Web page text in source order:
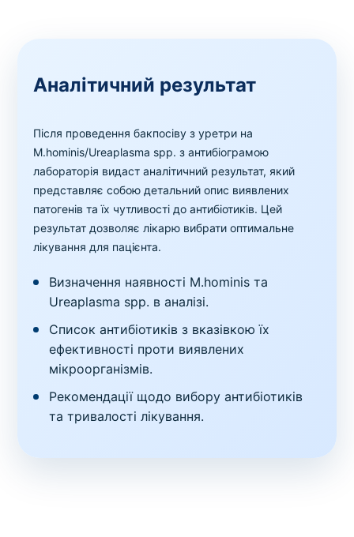
Аналітичний результат
Після проведення бакпосіву з уретри на
M.hominis/Ureaplasma spp. з антибіограмою
лабораторія видаст аналітичний результат, який
представляє собою детальний опис виявлених
патогенів та їх чутливості до антибіотиків. Цей
результат дозволяє лікарю вибрати оптимальне
лікування для пацієнта.
Визначення наявності M.hominis та
Ureaplasma spp. в аналізі.
Список антибіотиків з вказівкою їх
ефективності проти виявлених
мікроорганізмів.
Рекомендації щодо вибору антибіотиків
та тривалості лікування.